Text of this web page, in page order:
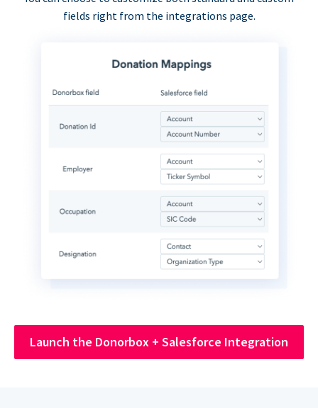
fields right from the integrations page.
Launch the Donorbox + Salesforce Integration